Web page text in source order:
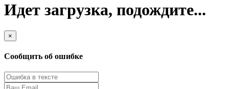
Идет загрузка, подождите...
×
Сообщить об ошибке